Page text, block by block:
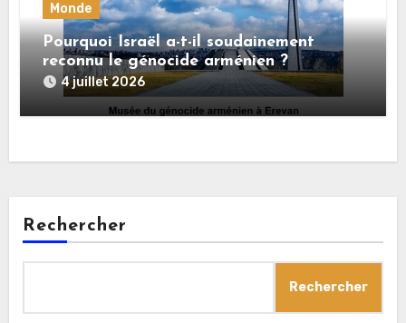
Monde
Pourquoi Israël a-t-il soudainement
reconnu le génocide arménien ?
4 juillet 2026
Rechercher
Rechercher